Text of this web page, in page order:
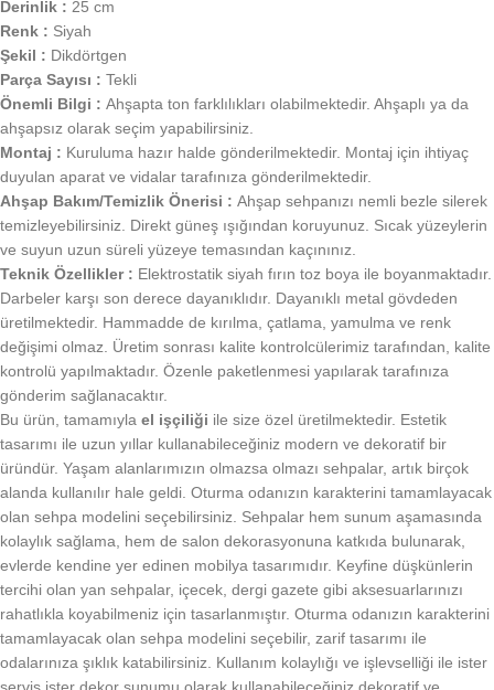
Derinlik : 25 cm
Renk : Siyah
Şekil : Dikdörtgen
Parça Sayısı : Tekli
Önemli Bilgi : Ahşapta ton farklılıkları olabilmektedir. Ahşaplı ya da
ahşapsız olarak seçim yapabilirsiniz.
Montaj : Kuruluma hazır halde gönderilmektedir. Montaj için ihtiyaç
duyulan aparat ve vidalar tarafınıza gönderilmektedir.
Ahşap Bakım/Temizlik Önerisi : Ahşap sehpanızı nemli bezle silerek
temizleyebilirsiniz. Direkt güneş ışığından koruyunuz. Sıcak yüzeylerin
ve suyun uzun süreli yüzeye temasından kaçınınız.
Teknik Özellikler : Elektrostatik siyah fırın toz boya ile boyanmaktadır.
Darbeler karşı son derece dayanıklıdır. Dayanıklı metal gövdeden
üretilmektedir. Hammadde de kırılma, çatlama, yamulma ve renk
değişimi olmaz. Üretim sonrası kalite kontrolcülerimiz tarafından, kalite
kontrolü yapılmaktadır. Özenle paketlenmesi yapılarak tarafınıza
gönderim sağlanacaktır.
Bu ürün, tamamıyla el işçiliği ile size özel üretilmektedir. Estetik
tasarımı ile uzun yıllar kullanabileceğiniz modern ve dekoratif bir
üründür. Yaşam alanlarımızın olmazsa olmazı sehpalar, artık birçok
alanda kullanılır hale geldi. Oturma odanızın karakterini tamamlayacak
olan sehpa modelini seçebilirsiniz. Sehpalar hem sunum aşamasında
kolaylık sağlama, hem de salon dekorasyonuna katkıda bulunarak,
evlerde kendine yer edinen mobilya tasarımıdır. Keyfine düşkünlerin
tercihi olan yan sehpalar, içecek, dergi gazete gibi aksesuarlarınızı
rahatlıkla koyabilmeniz için tasarlanmıştır. Oturma odanızın karakterini
tamamlayacak olan sehpa modelini seçebilir, zarif tasarımı ile
odalarınıza şıklık katabilirsiniz. Kullanım kolaylığı ve işlevselliği ile ister